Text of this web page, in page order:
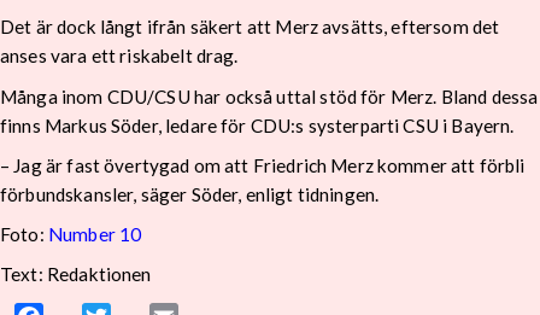
Det är dock långt ifrån säkert att Merz avsätts, eftersom det
anses vara ett riskabelt drag.
Många inom CDU/CSU har också uttal stöd för Merz. Bland dessa
finns Markus Söder, ledare för CDU:s systerparti CSU i Bayern.
– Jag är fast övertygad om att Friedrich Merz kommer att förbli
förbundskansler, säger Söder, enligt tidningen.
Foto: Number 10
Text: Redaktionen